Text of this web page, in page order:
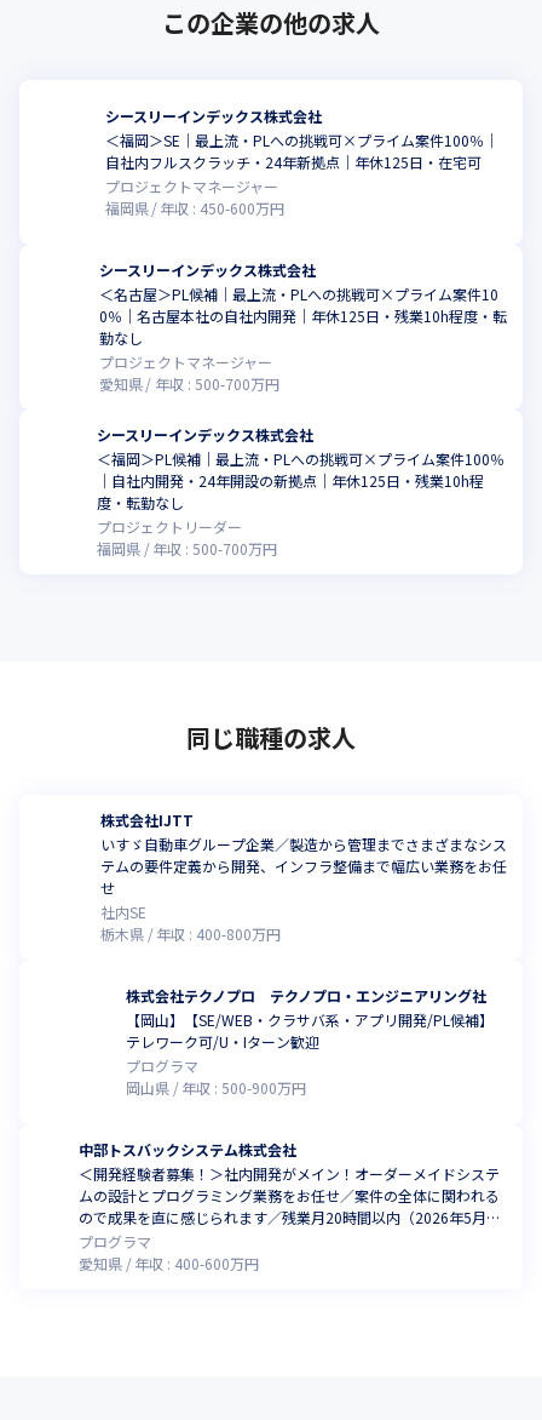
この企業の他の求人
シースリーインデックス株式会社
＜福岡＞SE｜最上流・PLへの挑戦可×プライム案件100％｜
自社内フルスクラッチ・24年新拠点｜年休125日・在宅可
プロジェクトマネージャー
福岡県
年収 : 450-600万円
シースリーインデックス株式会社
＜名古屋＞PL候補｜最上流・PLへの挑戦可×プライム案件10
0％｜名古屋本社の自社内開発｜年休125日・残業10h程度・転
勤なし
プロジェクトマネージャー
愛知県
年収 : 500-700万円
シースリーインデックス株式会社
＜福岡＞PL候補｜最上流・PLへの挑戦可×プライム案件100％
｜自社内開発・24年開設の新拠点｜年休125日・残業10h程
度・転勤なし
プロジェクトリーダー
福岡県
年収 : 500-700万円
同じ職種の求人
株式会社IJTT
いすゞ自動車グループ企業／製造から管理までさまざまなシス
テムの要件定義から開発、インフラ整備まで幅広い業務をお任
せ
社内SE
栃木県
年収 : 400-800万円
株式会社テクノプロ テクノプロ・エンジニアリング社
【岡山】【SE/WEB・クラサバ系・アプリ開発/PL候補】
テレワーク可/U・Iターン歓迎
プログラマ
岡山県
年収 : 500-900万円
中部トスバックシステム株式会社
＜開発経験者募集！＞社内開発がメイン！オーダーメイドシステ
ムの設計とプログラミング業務をお任せ／案件の全体に関われる
ので成果を直に感じられます／残業月20時間以内（2026年5月現
在）
プログラマ
愛知県
年収 : 400-600万円